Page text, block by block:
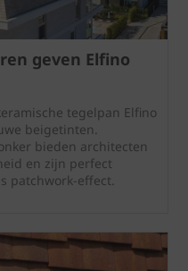
geven Elfino
tegelpan Elfino
beigetinten.
bieden architecten
en zijn perfect
patchwork-effect.